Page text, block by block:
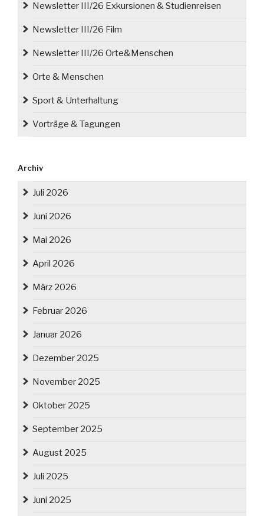
Newsletter III/26 Exkursionen & Studienreisen
Newsletter III/26 Film
Newsletter III/26 Orte&Menschen
Orte & Menschen
Sport & Unterhaltung
Vorträge & Tagungen
Archiv
Juli 2026
Juni 2026
Mai 2026
April 2026
März 2026
Februar 2026
Januar 2026
Dezember 2025
November 2025
Oktober 2025
September 2025
August 2025
Juli 2025
Juni 2025